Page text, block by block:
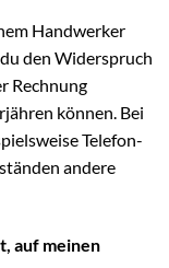
Handwerker
den Widerspruch
Rechnung
können. Bei
Telefon-
andere
auf meinen